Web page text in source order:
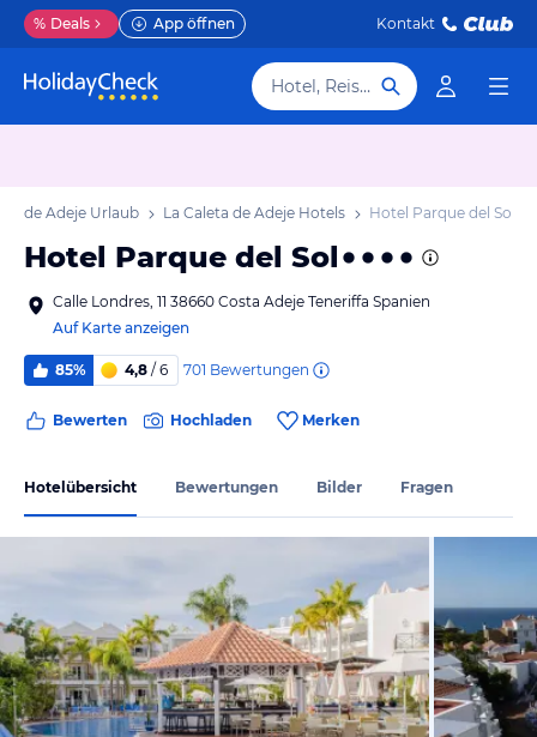
% Deals App öffnen Kontakt
Hotel, Reiseziel
de Adeje Urlaub La Caleta de Adeje Hotels Hotel Parque del Sol
Hotel Parque del Sol
Calle Londres, 11 38660 Costa Adeje Teneriffa Spanien
Auf Karte anzeigen
85% 4,8 / 6 701 Bewertungen
Bewerten Hochladen Merken
Hotelübersicht Bewertungen Bilder Fragen